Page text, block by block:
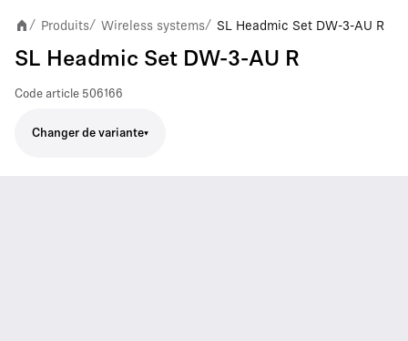
/ Produits/ Wireless systems/ SL Headmic Set DW-3-AU R
SL Headmic Set DW-3-AU R
Code article 506166
Changer de variante